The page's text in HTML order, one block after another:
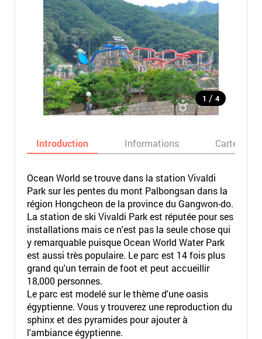
1 / 4
Introduction Informations Carte
Ocean World se trouve dans la station Vivaldi
Park sur les pentes du mont Palbongsan dans la
région Hongcheon de la province du Gangwon-do.
La station de ski Vivaldi Park est réputée pour ses
installations mais ce n'est pas la seule chose qui
y remarquable puisque Ocean World Water Park
est aussi très populaire. Le parc est 14 fois plus
grand qu'un terrain de foot et peut accueillir
18,000 personnes.
Le parc est modelé sur le thème d'une oasis
égyptienne. Vous y trouverez une reproduction du
sphinx et des pyramides pour ajouter à
l'ambiance égyptienne.